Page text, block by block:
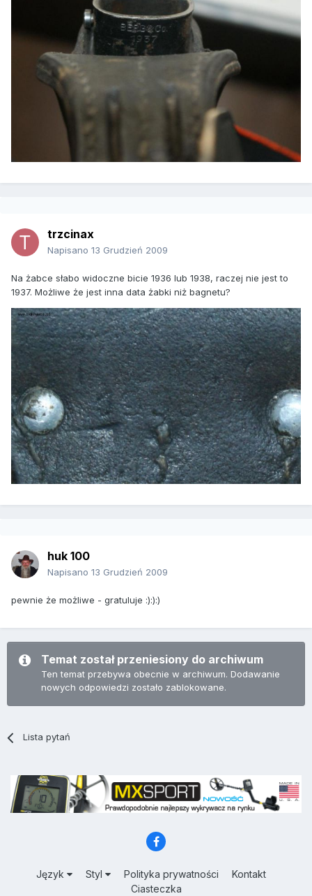
trzcinax
Napisano 13 Grudzień 2009
Na żabce słabo widoczne bicie 1936 lub 1938, raczej nie jest to
1937. Możliwe że jest inna data żabki niż bagnetu?
huk 100
Napisano 13 Grudzień 2009
pewnie że możliwe - gratuluje :):):)
Temat został przeniesiony do archiwum
Ten temat przebywa obecnie w archiwum. Dodawanie
nowych odpowiedzi zostało zablokowane.
Lista pytań
Język Styl Polityka prywatności
Kontakt
Ciasteczka